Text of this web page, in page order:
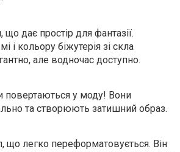
дає простір для фантазії.
і кольору біжутерія зі скла
але водночас доступно.
повертаються у моду! Вони
та створюють затишний образ.
що легко переформатовується. Він